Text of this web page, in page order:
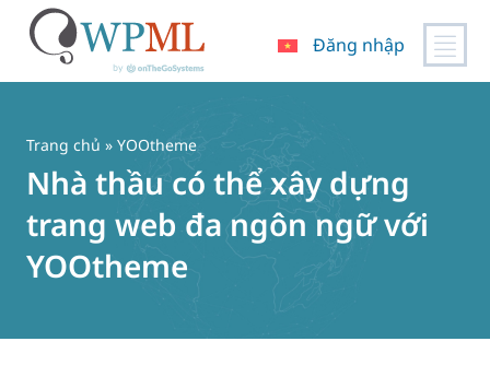
Đăng nhập
Trang chủ » YOOtheme
Nhà thầu có thể xây dựng
trang web đa ngôn ngữ với
YOOtheme